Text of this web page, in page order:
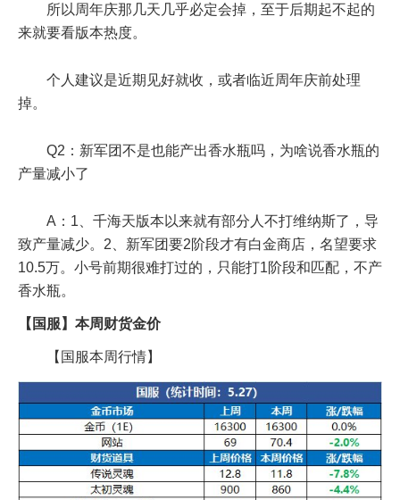
所以周年庆那几天几乎必定会掉，至于后期起不起的
来就要看版本热度。
个人建议是近期见好就收，或者临近周年庆前处理
掉。
Q2：新军团不是也能产出香水瓶吗，为啥说香水瓶的
产量减小了
A：1、千海天版本以来就有部分人不打维纳斯了，导
致产量减少。2、新军团要2阶段才有白金商店，名望要求
10.5万。小号前期很难打过的，只能打1阶段和匹配，不产
香水瓶。
【国服】本周财货金价
【国服本周行情】